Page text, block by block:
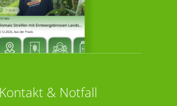
Kontakt & Notfall